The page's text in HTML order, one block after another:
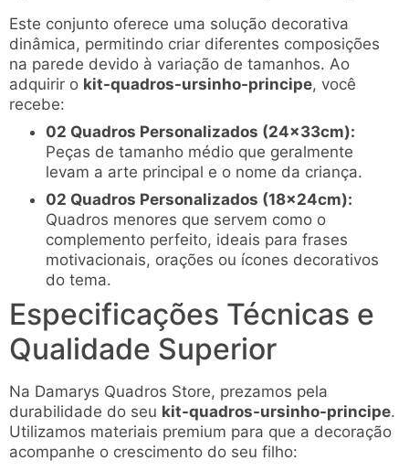
Este conjunto oferece uma solução decorativa
dinâmica, permitindo criar diferentes composições
na parede devido à variação de tamanhos. Ao
adquirir o kit-quadros-ursinho-principe, você
recebe:
02 Quadros Personalizados (24x33cm):
Peças de tamanho médio que geralmente
levam a arte principal e o nome da criança.
02 Quadros Personalizados (18x24cm):
Quadros menores que servem como o
complemento perfeito, ideais para frases
motivacionais, orações ou ícones decorativos
do tema.
Especificações Técnicas e
Qualidade Superior
Na Damarys Quadros Store, prezamos pela
durabilidade do seu kit-quadros-ursinho-principe.
Utilizamos materiais premium para que a decoração
acompanhe o crescimento do seu filho: